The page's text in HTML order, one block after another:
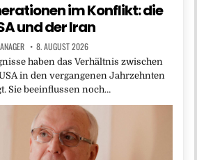
im Konflikt: die
und der Iran
8. AUGUST 2026
haben das Verhältnis zwischen
in den vergangenen Jahrzehnten
Sie beeinflussen noch…